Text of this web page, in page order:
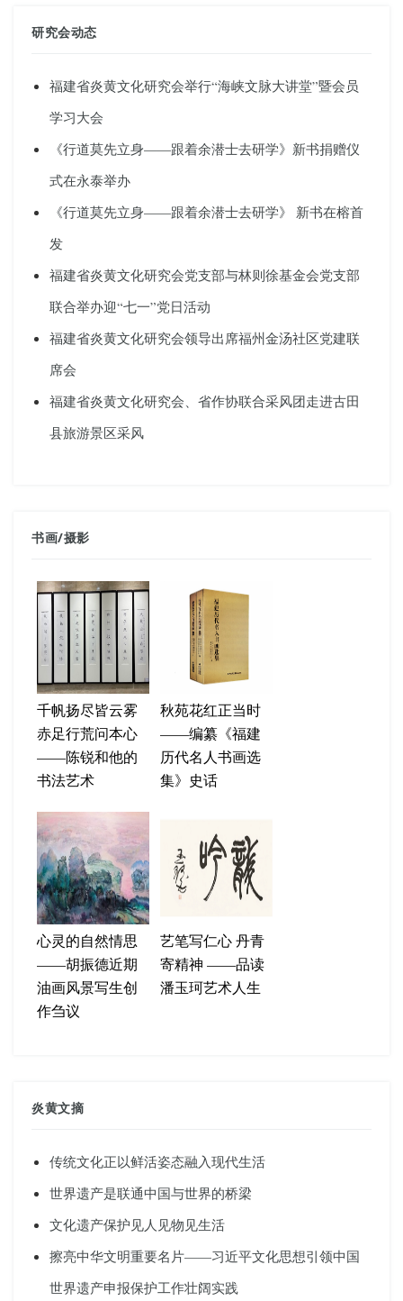
研究会动态
福建省炎黄文化研究会举行“海峡文脉大讲堂”暨会员
学习大会
《行道莫先立身——跟着余潜士去研学》新书捐赠仪
式在永泰举办
《行道莫先立身——跟着余潜士去研学》 新书在榕首
发
福建省炎黄文化研究会党支部与林则徐基金会党支部
联合举办迎“七一”党日活动
福建省炎黄文化研究会领导出席福州金汤社区党建联
席会
福建省炎黄文化研究会、省作协联合采风团走进古田
县旅游景区采风
书画/摄影
千帆扬尽皆云雾
赤足行荒问本心
——陈锐和他的
书法艺术
秋苑花红正当时
——编纂《福建
历代名人书画选
集》史话
心灵的自然情思
——胡振德近期
油画风景写生创
作刍议
艺笔写仁心 丹青
寄精神 ——品读
潘玉珂艺术人生
炎黄文摘
传统文化正以鲜活姿态融入现代生活
世界遗产是联通中国与世界的桥梁
文化遗产保护见人见物见生活
擦亮中华文明重要名片——习近平文化思想引领中国
世界遗产申报保护工作壮阔实践